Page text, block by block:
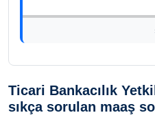
Ticari Bankacılık
sıkça sorulan maaş